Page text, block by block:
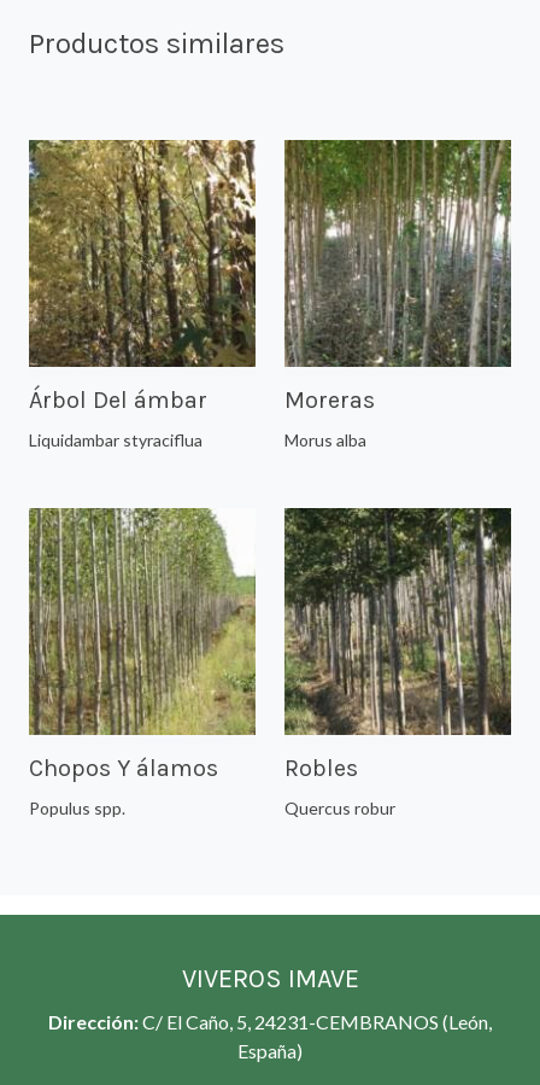
Productos similares
Árbol Del ámbar
Liquidambar styraciflua
Moreras
Morus alba
Chopos Y álamos
Populus spp.
Robles
Quercus robur
VIVEROS IMAVE
Dirección:C/ El Caño, 5, 24231-CEMBRANOS (León,
España)